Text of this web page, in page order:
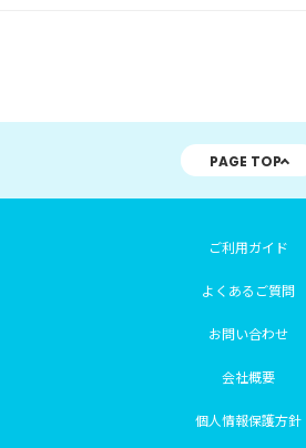
PAGE TOP
ご利用ガイド
よくあるご質問
お問い合わせ
会社概要
個人情報保護方針